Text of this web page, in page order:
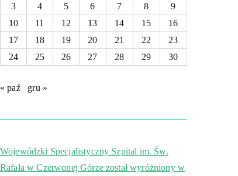
3
4 5 6 7 8
9
10
11 12 13 14 15
16
17
18 19 20 21 22
23
24
25 26 27 28 29 30
« paź gru »
Wojewódzki Specjalistyczny Szpital im. Św.
Rafała w Czerwonej Górze został wyróżniony w